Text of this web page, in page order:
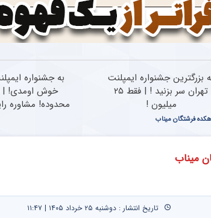
بزرگترین جشنواره ایمپلنت
تهران سر بزنید ! | فقط ۲۵
میلیون !
به جشنواره
خوش اومدی!
محدوده! مشاوره
فرشتگان میناب
میناب
تاریخ انتشار : دوشنبه ۲۵ خرداد ۱۴۰۵ | ۱۱:۴۷